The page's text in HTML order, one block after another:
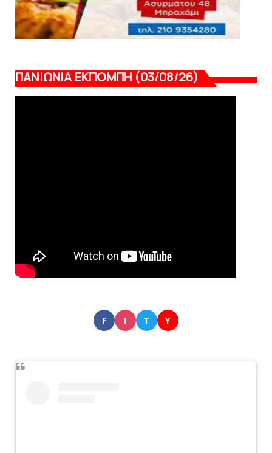
ΠΑΝΙΩΝΙΑ ΕΚΠΟΜΠΗ (03/08/26)
F I T Y